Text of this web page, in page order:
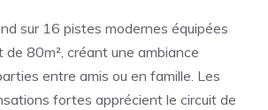
sur 16 pistes modernes équipées
de 80m², créant une ambiance
entre amis ou en famille. Les
fortes apprécient le circuit de